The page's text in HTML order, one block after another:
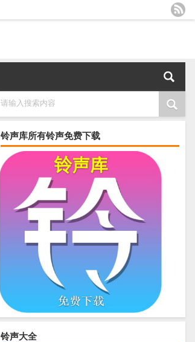
请输入搜索内容
铃声库所有铃声免费下载
铃声大全